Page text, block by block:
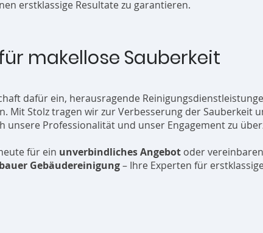
erstklassige Resultate zu garantieren.
makellose Sauberkeit
dafür ein, herausragende
Mit Stolz tragen wir zur Verbesserung der Sauberkeit
unsere Professionalität und unser Engagement zu
für ein unverbindliches Angebot oder
Gebäudereinigung– Ihre Experten für